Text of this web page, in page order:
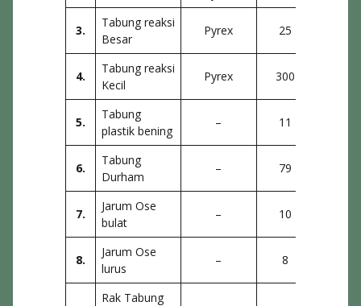
3.
Tabung reaksi
Besar
Pyrex 25
4.
Tabung reaksi
Kecil
Pyrex 300
5.
Tabung
plastik bening
– 11
6.
Tabung
Durham
– 79
7.
Jarum Ose
bulat
– 10
8.
Jarum Ose
lurus
– 8
Rak Tabung